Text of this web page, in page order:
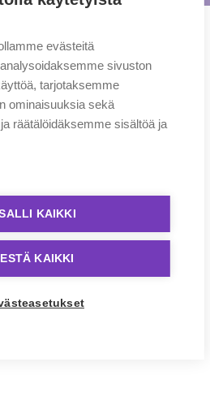
evästeitä
sivuston
tarjotaksemme
ominaisuuksia sekä
räätälöidäksemme sisältöä ja
KAIKKI
ESTÄ KAIKKI